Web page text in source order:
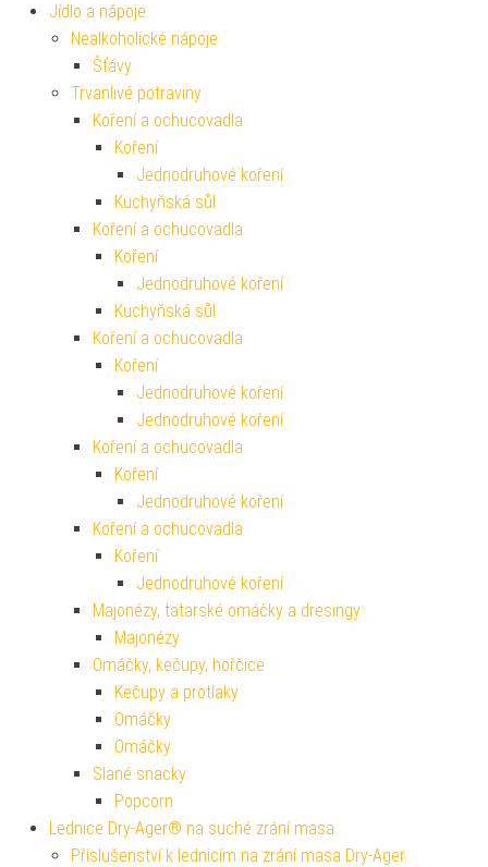
Jídlo a nápoje
Nealkoholické nápoje
Šťávy
Trvanlivé potraviny
Koření a ochucovadla
Koření
Jednodruhové koření
Kuchyňská sůl
Koření a ochucovadla
Koření
Jednodruhové koření
Kuchyňská sůl
Koření a ochucovadla
Koření
Jednodruhové koření
Jednodruhové koření
Koření a ochucovadla
Koření
Jednodruhové koření
Koření a ochucovadla
Koření
Jednodruhové koření
Majonézy, tatarské omáčky a dresingy
Majonézy
Omáčky, kečupy, hořčice
Kečupy a protlaky
Omáčky
Omáčky
Slané snacky
Popcorn
Lednice Dry-Ager® na suché zrání masa
Příslušenství k lednicím na zrání masa Dry-Ager